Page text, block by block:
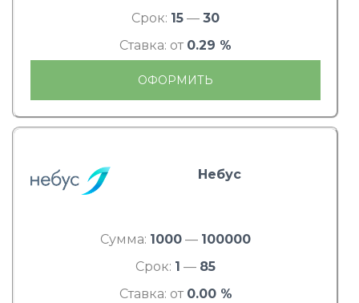
Срок: 15 — 30
Ставка: от 0.29 %
ОФОРМИТЬ
Небус
Сумма: 1000 — 100000
Срок: 1 — 85
Ставка: от 0.00 %